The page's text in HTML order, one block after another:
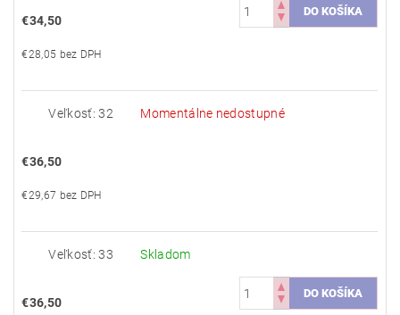
€34,50
€28,05 bez DPH
Veľkosť: 32 Momentálne nedostupné
€36,50
€29,67 bez DPH
Veľkosť: 33 Skladom
€36,50